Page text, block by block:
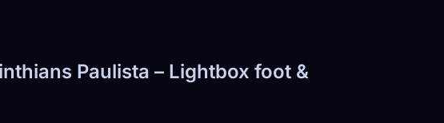
Paulista – Lightbox foot &